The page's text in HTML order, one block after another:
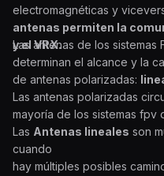
electromagnéticas y
antenas permiten la
y el VRX.
Las antenas de los sistemas
determinan el alcance y la
de antenas polarizadas:
Las antenas polarizadas
mayoría de los sistemas fpv
Las Antenas lineales son
cuando
hay múltiples posibles